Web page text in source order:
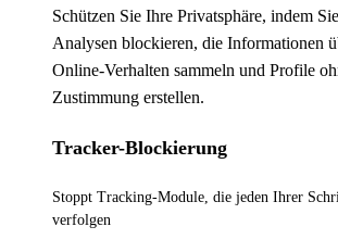
Schützen Sie Ihre Privatsphäre, indem
Analysen blockieren, die Informationen
Online-Verhalten sammeln und Profile
Zustimmung erstellen.
Tracker-Blockierung
Stoppt Tracking-Module, die jeden Ihrer
verfolgen